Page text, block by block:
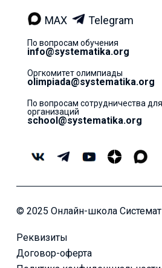
MAX Telegram
По вопросам обучения
info@systematika.org
Оргкомитет олимпиады
olimpiada@systematika.org
По вопросам сотрудничества
организаций
school@systematika.org
© 2025 Онлайн-школа
Реквизиты
Договор-оферта